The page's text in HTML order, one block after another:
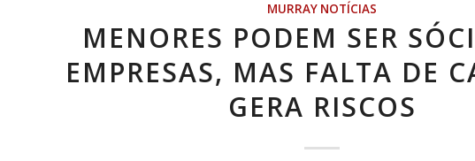
MURRAY NOTÍCIAS
MENORES PODEM SER
EMPRESAS, MAS FALTA DE
GERA RISCOS